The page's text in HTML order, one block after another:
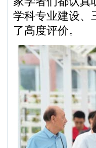
学科专业建设、
了高度评价。